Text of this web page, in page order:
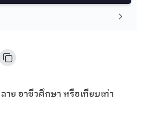
ย อาชีวศึกษา หรือเทียบเท่า